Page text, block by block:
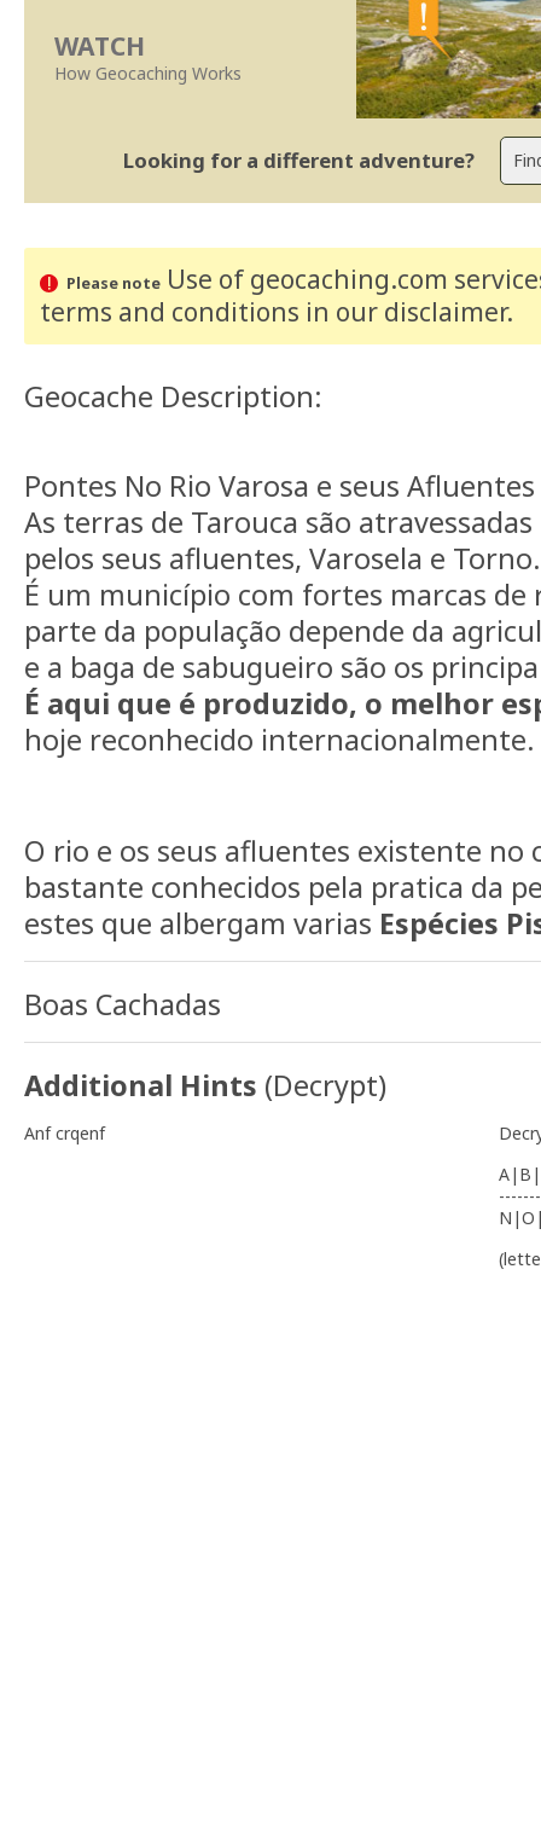
WATCH
How Geocaching Works
Looking for a different adventure?
Please noteUse of geocaching.com
terms and conditions in our disclaimer.
Geocache Description:
Pontes No Rio Varosa e seus Afluentes
As terras de Tarouca são
pelos seus afluentes, Varosela e Torno.
É um município com fortes marcas de
parte da população depende da
e a baga de sabugueiro são os
É aqui que é produzido, o melhor
hoje reconhecido internacionalmente.
O rio e os seus afluentes existente no
bastante conhecidos pela pratica da
estes que albergam varias Espécies
Boas Cachadas
Additional Hints (Decrypt)
Anf crqenf